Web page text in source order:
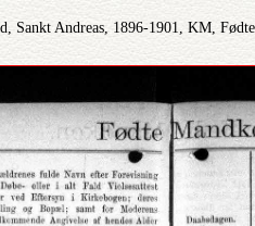
Sankt Andreas, 1896-1901, KM,